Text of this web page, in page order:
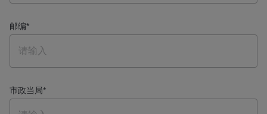
邮编*
市政当局*